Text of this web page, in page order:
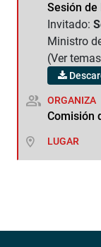
Sesión de
Invitado:
Ministro
(Ver
ORGANIZA
Comisión
LUGAR